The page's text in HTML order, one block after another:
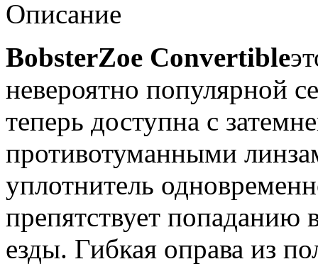
Описание
BobsterZoe Convertible
невероятно популярной
теперь доступна с
противотуманными
уплотнитель
препятствует попаданию
езды. Гибкая оправа из